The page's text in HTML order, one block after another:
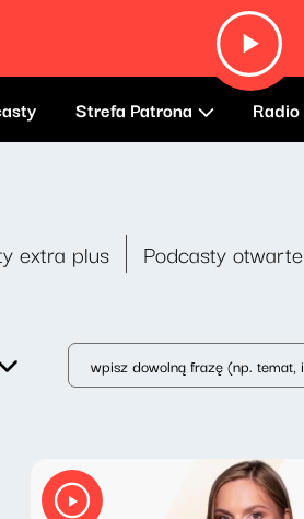
Strefa Patrona Radio
extra plus Podcasty otwarte